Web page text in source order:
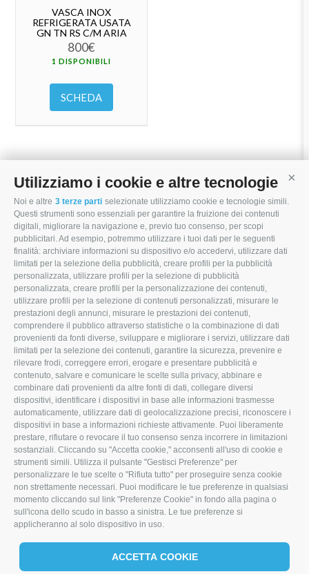
Utilizziamo i cookie e altre tecnologie
Noi e altre 3 terze parti selezionate utilizziamo cookie e tecnologie simili.
Questi strumenti sono essenziali per garantire la fruizione dei contenuti
digitali, migliorare la navigazione e, previo tuo consenso, per scopi
pubblicitari. Ad esempio, potremmo utilizzare i tuoi dati per le seguenti
finalità: archiviare informazioni su dispositivo e/o accedervi, utilizzare dati
limitati per la selezione della pubblicità, creare profili per la pubblicità
personalizzata, utilizzare profili per la selezione di pubblicità
personalizzata, creare profili per la personalizzazione dei contenuti,
utilizzare profili per la selezione di contenuti personalizzati, misurare le
prestazioni degli annunci, misurare le prestazioni dei contenuti,
comprendere il pubblico attraverso statistiche o la combinazione di dati
provenienti da fonti diverse, sviluppare e migliorare i servizi, utilizzare dati
limitati per la selezione dei contenuti, garantire la sicurezza, prevenire e
rilevare frodi, correggere errori, erogare e presentare pubblicità e
contenuto, salvare e comunicare le scelte sulla privacy, abbinare e
combinare dati provenienti da altre fonti di dati, collegare diversi
dispositivi, identificare i dispositivi in base alle informazioni trasmesse
automaticamente, utilizzare dati di geolocalizzazione precisi, riconoscere i
dispositivi in base a informazioni richieste attivamente. Puoi liberamente
prestare, rifiutare o revocare il tuo consenso senza incorrere in limitazioni
sostanziali. Cliccando su "Accetta cookie," acconsenti all'uso di cookie e
strumenti simili. Utilizza il pulsante "Gestisci Preferenze" per
personalizzare le tue scelte o "Rifiuta tutto" per proseguire senza cookie
non strettamente necessari. Puoi modificare le tue preferenze in qualsiasi
momento cliccando sul link "Preferenze Cookie" in fondo alla pagina o
sull'icona dello scudo in basso a sinistra. Le tue preferenze si
applicheranno al solo dispositivo in uso.
ACCETTA COOKIE
VASCA INOX
REFRIGERATA USATA
GN TN RS C/M ARIA
800€
1 DISPONIBILI
SCHEDA
I MORI STOCK PRICE EQUIPMENT SRL
Via Maranello, 19
47853 Coriano (RN)
(+39) 345 0369943
info@imoristock.com
T
w
i
t
t
e
r
F
a
c
e
b
o
o
k
L
i
n
k
e
d
I
n